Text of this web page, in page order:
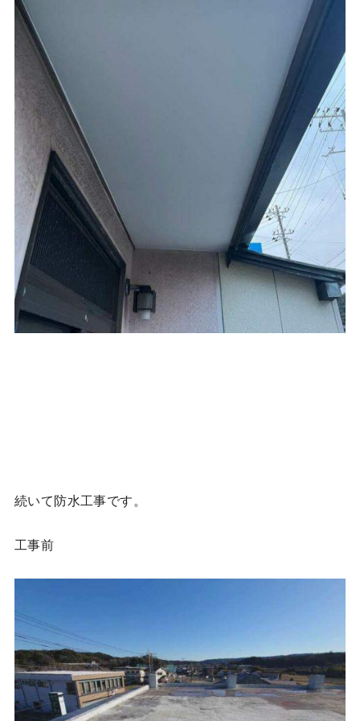
続いて防水工事です。
工事前